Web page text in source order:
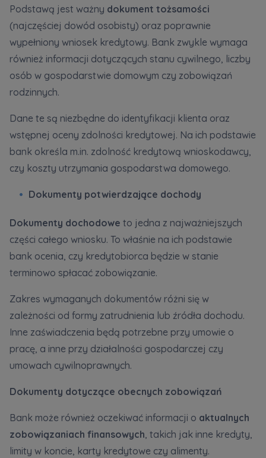
Podstawą jest ważny dokument tożsamości
(najczęściej dowód osobisty) oraz poprawnie
wypełniony wniosek kredytowy. Bank zwykle wymaga
również informacji dotyczących stanu cywilnego, liczby
osób w gospodarstwie domowym czy zobowiązań
rodzinnych.
Dane te są niezbędne do identyfikacji klienta oraz
wstępnej oceny zdolności kredytowej. Na ich podstawie
bank określa m.in. zdolność kredytową wnioskodawcy,
czy koszty utrzymania gospodarstwa domowego.
Dokumenty potwierdzające dochody
Dokumenty dochodowe to jedna z najważniejszych
części całego wniosku. To właśnie na ich podstawie
bank ocenia, czy kredytobiorca będzie w stanie
terminowo spłacać zobowiązanie.
Zakres wymaganych dokumentów różni się w
zależności od formy zatrudnienia lub źródła dochodu.
Inne zaświadczenia będą potrzebne przy umowie o
pracę, a inne przy działalności gospodarczej czy
umowach cywilnoprawnych.
Dokumenty dotyczące obecnych zobowiązań
Bank może również oczekiwać informacji o aktualnych
zobowiązaniach finansowych, takich jak inne kredyty,
limity w koncie, karty kredytowe czy alimenty.